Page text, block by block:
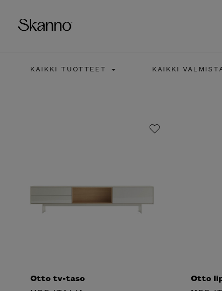
KAIKKI TUOTTEET KAIKKI
Otto tv-taso Otto